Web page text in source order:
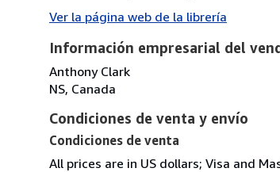
Ver la página web de la librería
Información empresarial del
Anthony Clark
NS, Canada
Condiciones de venta y envío
Condiciones de venta
All prices are in US dollars; Visa and